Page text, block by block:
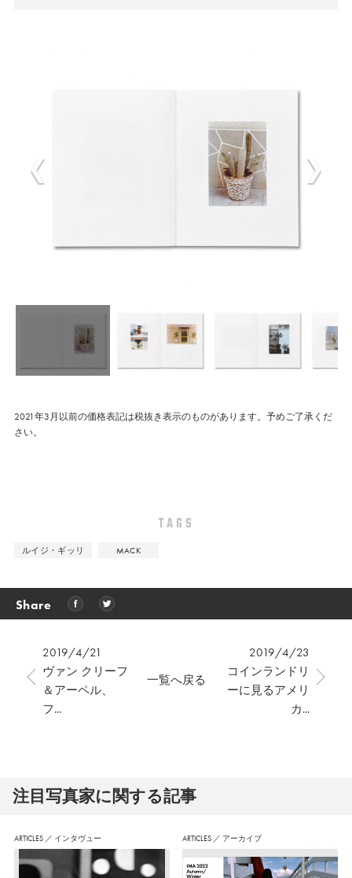
2021年3月以前の価格表記は税抜き表示のものがあります。予めご了承くだ
さい。
TAGS
ルイジ・ギッリ MACK
Share
2019/4/21
ヴァン クリーフ
＆アーペル、
フ...
2019/4/23
コインランドリ
ーに見るアメリ
カ...
一覧へ戻る
注⽬写真家に関する記事
ARTICLES ／ インタヴュー ARTICLES ／ アーカイブ